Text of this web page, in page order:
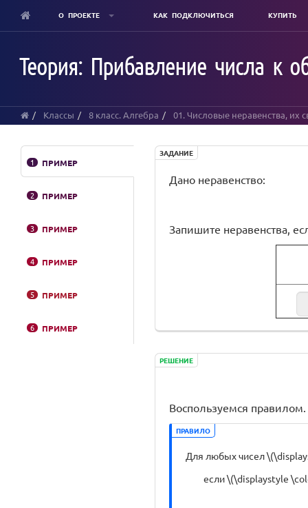
content
О ПРОЕКТЕ КАК ПОДКЛЮЧИТЬСЯ КУПИТЬ
Теория: Прибавление числа к
Классы 8 класс. Алгебра 01. Числовые неравенства, их
1 ПРИМЕР
2 ПРИМЕР
3 ПРИМЕР
4 ПРИМЕР
5 ПРИМЕР
6 ПРИМЕР
ЗАДАНИЕ
Дано неравенство:
Запишите неравенства,
РЕШЕНИЕ
Воспользуемся правилом.
ПРАВИЛО
Для любых чисел
если \(\displaystyle